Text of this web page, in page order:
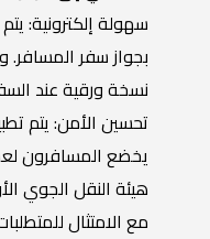
سهولة إلكترونية:
بجواز سفر المسافر.
نسخة ورقية عند
تحسين الأمن: يتم
يخضع المسافرون
هيئة النقل الجوي
مع الامتثال